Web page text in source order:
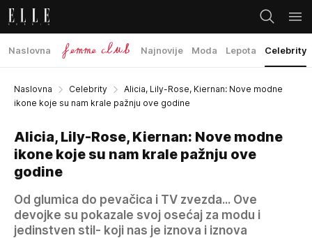
Naslovna Najnovije Moda Lepota Celebrity
Naslovna Celebrity
Alicia, Lily-Rose, Kiernan: Nove modne
ikone koje su nam krale pažnju ove godine
Alicia, Lily-Rose, Kiernan: Nove modne
ikone koje su nam krale pažnju ove
godine
Od glumica do pevačica i TV zvezda... Ove
devojke su pokazale svoj osećaj za modu i
jedinstven stil- koji nas je iznova i iznova